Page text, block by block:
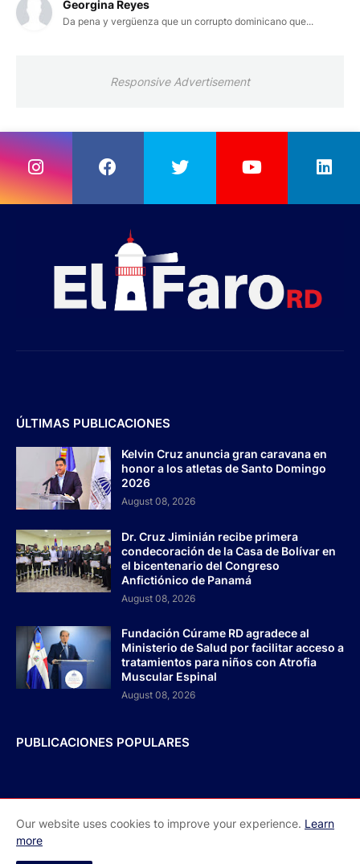
Georgina Reyes
Da pena y vergüenza que un corrupto dominicano que...
Responsive Advertisement
ÚLTIMAS PUBLICACIONES
Kelvin Cruz anuncia gran caravana en
honor a los atletas de Santo Domingo
2026
August 08, 2026
Dr. Cruz Jiminián recibe primera
condecoración de la Casa de Bolívar en
el bicentenario del Congreso
Anfictiónico de Panamá
August 08, 2026
Fundación Cúrame RD agradece al
Ministerio de Salud por facilitar acceso a
tratamientos para niños con Atrofia
Muscular Espinal
August 08, 2026
PUBLICACIONES POPULARES
Inicio Acerca de Nosotros
Contactos
Our website uses cookies to improve your experience. Learn
more